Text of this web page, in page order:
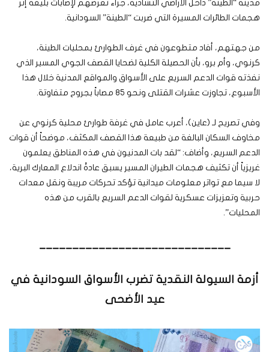
مدينة “الطينة” داخل الأراضي التشادية، جراء تعرضهم لإصابات بليغة إثر
هجمات الطائرات المسيرة التي ضربت “الطينة” السودانية.
من جهتهم، أفاد متطوعون في غرف الطوارئ بمحليات الطينة،
كرنوي، وأم برو، بأن الحصيلة الكلية لضحايا القصف الجوي المسير الذي
نفذته قوات الدعم السريع على الأسواق والمواقع المدنية خلال هذا
الأسبوع، تجاوزت عشرات القتلى ونحو 85 مصاباً بجروح متفاوتة.
وفي تصريح لـ (عاين)، أعرب عامل في غرفة طوارئ محلية كرنوي عن
مخاوف السكان البالغة من طبيعة هذا القصف المكثف، موضحاً أن قوات
الدعم السريع، وأضاف: “لقد بات المدنيون في هذه المناطق يعلمون
غريزياً أن تكثيف هجمات الطيران المسير يسبق عادةً اندلاع المعارك البرية،
لا سيما مع تواتر معلومات ميدانية تؤكد تحركات مريبة ونقل معدات
حربية وتعزيزات عسكرية لقوات الدعم السريع بالقرب من هذه
المحليات”.
أزمة السيولة النقدية تضرب الأسواق السودانية في
عيد الأضحى